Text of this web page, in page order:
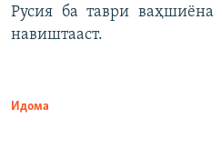
Русия ба таври ваҳшиёна
навиштааст.
Идома